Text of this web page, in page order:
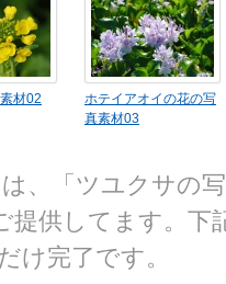
材02
ホテイアオイの花の写
真素材03
、「ツユクサの
提供してます。下
け完了です。